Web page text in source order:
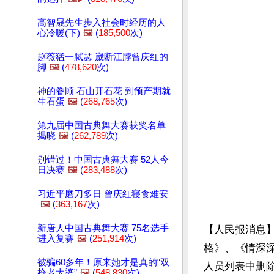
高智晟先生步入社会时经历的人
心冷暖(下) 🖼️ (185,500次)
赵薇猛一脦瑟 崴断江脖曾庆红的
脚 🖼️ (478,620次)
神的眷顾 石山开石花 到预产期就
生石蛋 🖼️ (268,765次)
第九届中国古典舞大赛获奖名单
揭晓 🖼️ (262,789次)
别错过！中国古典舞大赛 52人今
日决赛 🖼️ (283,488次)
习近平磨刀多日 曾庆红寝食难安
🖼️ (363,167次)
新唐人中国古典舞大赛 75名选手
进入复赛 🖼️ (251,914次)
被骗60多年！原来她才是真的“双
【人民报消
格》、《情深
人员列表中删